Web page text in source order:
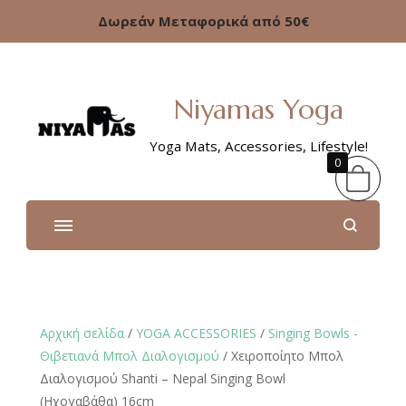
Δωρεάν Μεταφορικά από 50€
Niyamas Yoga
Yoga Mats, Accessories, Lifestyle!
Αρχική σελίδα / YOGA ACCESSORIES / Singing Bowls -
Θιβετιανά Μπολ Διαλογισμού / Χειροποίητο Μπολ
Διαλογισμού Shanti – Nepal Singing Bowl
(Ηχογαβάθα) 16cm
0